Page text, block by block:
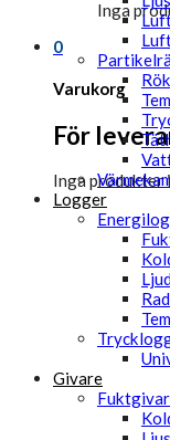
Inga
0
Varukorg
För
Inga produkter
Logger
Givare